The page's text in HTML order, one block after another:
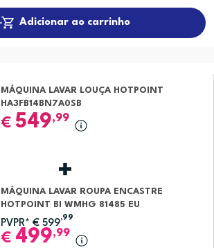
Adicionar ao carrinho
MÁQUINA LAVAR LOUÇA HOTPOINT
HA3FB14BN7A0SB
€ 549,99
MÁQUINA LAVAR ROUPA ENCASTRE
HOTPOINT BI WMHG 81485 EU
PVPR* € 599
,99
€ 499,99